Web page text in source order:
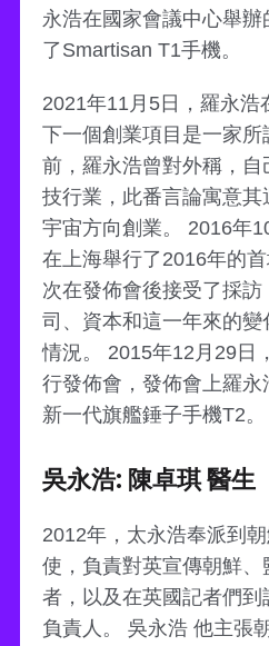
永浩在國家會議中心舉
了Smartisan T1手機。
2021年11月5日，羅永浩
下一個創業項目是一家所
前，羅永浩曾對外稱，
技行業，此番言論寓意
宇宙方向創業。 2016年
在上海舉行了2016年的
次在發佈會後接受了採
司、資本和這一年來的
情況。 2015年12月29日
行發佈會，發佈會上羅
新一代旗艦錘子手機T2。
吳永浩: 陳卓琪 醫生
2012年，太永浩奉派到
使，負責對英宣傳朝鮮
者，以及在英國記者們
負責人。 吳永浩 他主張